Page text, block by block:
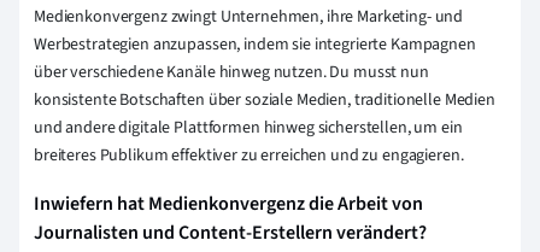
Medienkonvergenz zwingt Unternehmen, ihre Marketing- und
Werbestrategien anzupassen, indem sie integrierte Kampagnen
über verschiedene Kanäle hinweg nutzen. Du musst nun
konsistente Botschaften über soziale Medien, traditionelle Medien
und andere digitale Plattformen hinweg sicherstellen, um ein
breiteres Publikum effektiver zu erreichen und zu engagieren.
Inwiefern hat Medienkonvergenz die Arbeit von
Journalisten und Content-Erstellern verändert?